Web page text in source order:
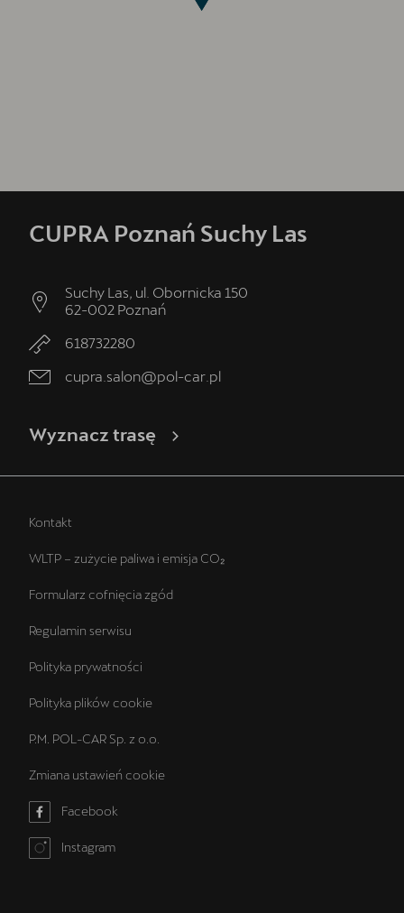
CUPRA Poznań Suchy Las
Suchy Las, ul. Obornicka 150
62-002 Poznań
618732280
cupra.salon@pol-car.pl
Wyznacz trasę
Kontakt
WLTP – zużycie paliwa i emisja CO₂
Formularz cofnięcia zgód
Regulamin serwisu
Polityka prywatności
Polityka plików cookie
P.M. POL-CAR Sp. z o.o.
Zmiana ustawień cookie
Facebook
Instagram